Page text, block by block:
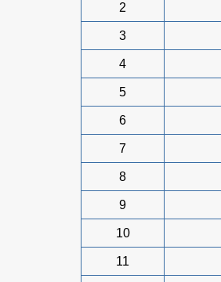
2
3
4
5
6
7
8
9
10
11